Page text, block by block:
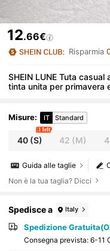
12.66€
Risparmia
SHEIN LUNE Tuta
tinta unita per primavera
Misure: IT Standard
40(S)
1 left
42 (M)
Guida alle taglie
Non è la tua taglia? Dicci
Spedisce a Italy
Spedizione
Consegna prevista: 6-11